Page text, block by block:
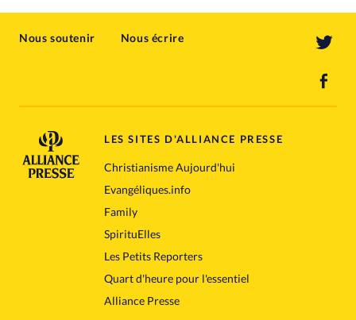
Nous soutenir Nous écrire
LES SITES D'ALLIANCE PRESSE
Christianisme Aujourd'hui
Evangéliques.info
Family
SpirituElles
Les Petits Reporters
Quart d'heure pour l'essentiel
Alliance Presse